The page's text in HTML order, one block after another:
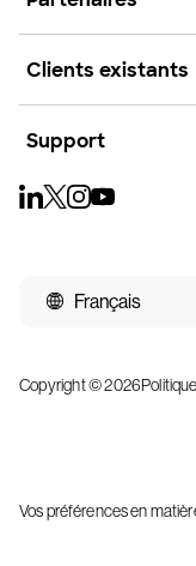
Clients existants
Support
Français
Copyright © 2026
Vos préférences en